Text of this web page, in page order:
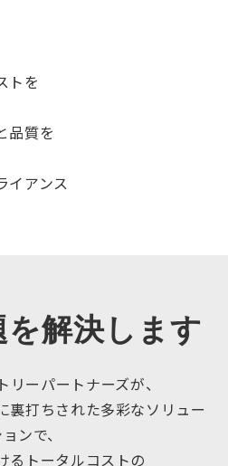
トを
品質を
イアンス
解決します
リーパートナーズが、
裏打ちされた多彩なソリュー
ンで、
るトータルコストの